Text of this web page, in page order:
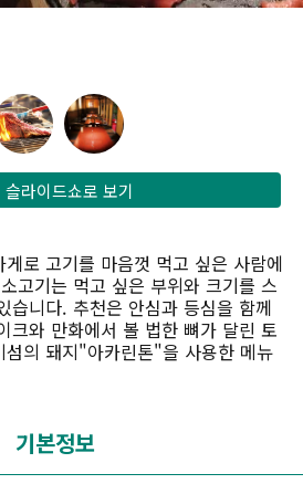
슬라이드쇼로 보기
로 고기를 마음껏 먹고 싶은 사람에
고기는 먹고 싶은 부위와 크기를 스
습니다. 추천은 안심과 등심을 함께
크와 만화에서 볼 법한 뼈가 달린 토
섬의 돼지"아카린톤"을 사용한 메뉴
기본정보